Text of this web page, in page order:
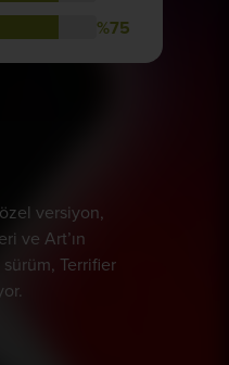
%75
versiyon,
ve Art’ın
Terrifier